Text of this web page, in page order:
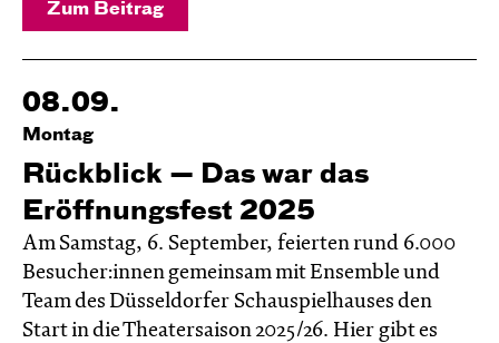
Zum Beitrag
08.09.
Montag
Rückblick — Das war das
Eröffnungsfest 2025
Am Samstag, 6. September, feierten rund 6.000
Besucher:innen gemeinsam mit Ensemble und
Team des Düsseldorfer Schauspielhauses den
Start in die Theatersaison 2025/26. Hier gibt es